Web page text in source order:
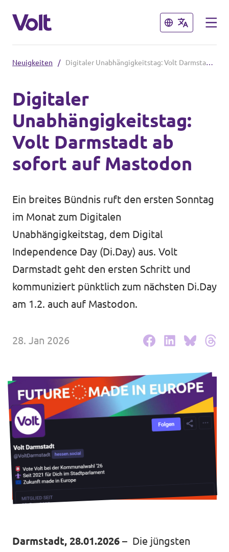
Schließen
Website
Lokale Teams
Volt in Deutschland
Volt in deinem Bundesland
Volt Deutschland Merchandise Shop
Schließen
Programm
Über Volt
Neuigkeiten
Unsere Events
Deine Spende für Volt!
Leichte Sprache
Jobs bei Volt Hessen
Transparenz
Impressum
Neuigkeiten / Digitaler Unabhängigkeitstag: Volt Darmstadt ab sofort auf Mastodon
Digitaler
Unabhängigkeitstag:
Volt Darmstadt ab
sofort auf Mastodon
Ein breites Bündnis ruft den ersten Sonntag
im Monat zum Digitalen
Unabhängigkeitstag, dem Digital
Independence Day (Di.Day) aus. Volt
Darmstadt geht den ersten Schritt und
kommuniziert pünktlich zum nächsten Di.Day
am 1.2. auch auf Mastodon.
28. Jan 2026
Darmstadt, 28.01.2026 – Die jüngsten